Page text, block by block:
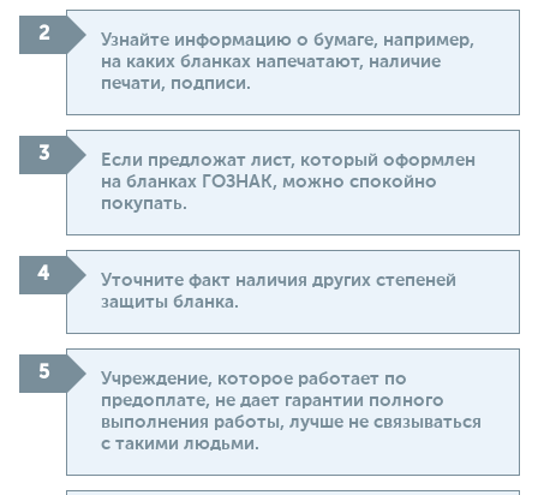
Узнайте информацию о бумаге, например,
на каких бланках напечатают, наличие
печати, подписи.
Если предложат лист, который оформлен
на бланках ГОЗНАК, можно спокойно
покупать.
Уточните факт наличия других степеней
защиты бланка.
Учреждение, которое работает по
предоплате, не дает гарантии полного
выполнения работы, лучше не связываться
с такими людьми.